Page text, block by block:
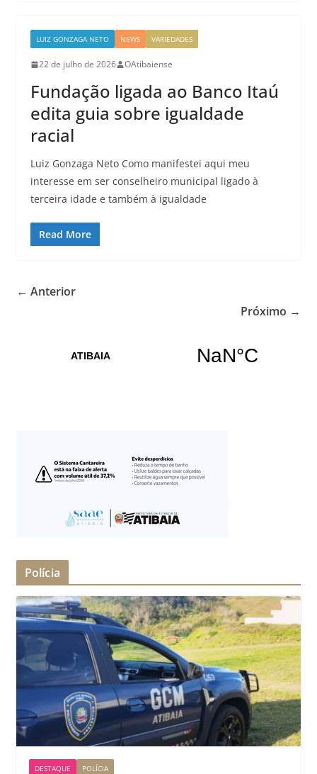
LUIZ GONZAGA NETO NEWS VARIEDADES
22 de julho de 2026 OAtibaiense
Fundação ligada ao Banco Itaú
edita guia sobre igualdade
racial
Luiz Gonzaga Neto Como manifestei aqui meu
interesse em ser conselheiro municipal ligado à
terceira idade e também à igualdade
Read More
← Anterior
Próximo →
Polícia
DESTAQUE POLÍCIA